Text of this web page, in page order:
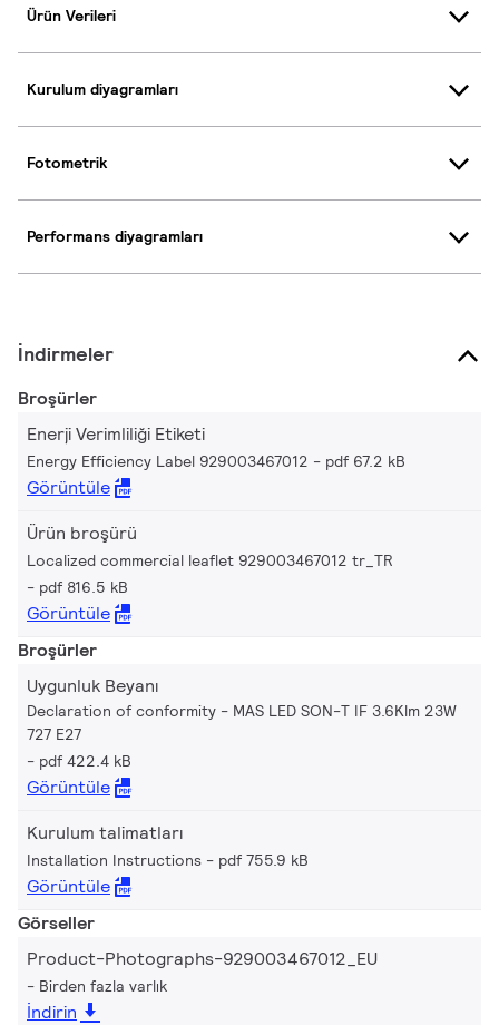
Ürün Verileri
Kurulum diyagramları
Fotometrik
Performans diyagramları
İndirmeler
Broşürler
Enerji Verimliliği Etiketi
Energy Efficiency Label 929003467012 pdf 67.2 kB
Görüntüle
Ürün broşürü
Localized commercial leaflet 929003467012 tr_TR
pdf 816.5 kB
Görüntüle
Broşürler
Uygunluk Beyanı
Declaration of conformity - MAS LED SON-T IF 3.6Klm 23W
727 E27
pdf 422.4 kB
Görüntüle
Kurulum talimatları
Installation Instructions pdf 755.9 kB
Görüntüle
Görseller
Product-Photographs-929003467012_EU
Birden fazla varlık
İndirin